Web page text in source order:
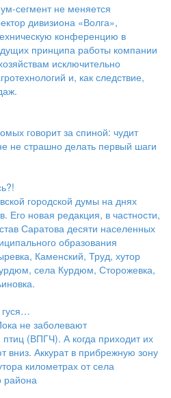
сегмент не меняется
дивизиона «Волга»,
конференцию в
принципа работы компании
исключительно
и, как следствие,
говорит за спиной: чудит
не страшно делать первый шаги
городской думы на днях
Его новая редакция, в частности,
Саратова десяти населенных
образования
Каменский, Труд, хутор
села Курдюм, Сторожевка,
гуся…
не заболевают
(ВПГЧ). А когда приходит их
вниз. Аккурат в прибрежную зону
километрах от села
района